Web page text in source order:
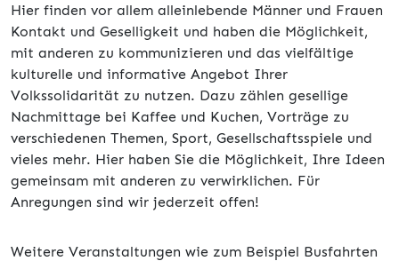
Hier finden vor allem alleinlebende Männer und Frauen
Kontakt und Geselligkeit und haben die Möglichkeit,
mit anderen zu kommunizieren und das vielfältige
kulturelle und informative Angebot Ihrer
Volkssolidarität zu nutzen. Dazu zählen gesellige
Nachmittage bei Kaffee und Kuchen, Vorträge zu
verschiedenen Themen, Sport, Gesellschaftsspiele und
vieles mehr. Hier haben Sie die Möglichkeit, Ihre Ideen
gemeinsam mit anderen zu verwirklichen. Für
Anregungen sind wir jederzeit offen!
Weitere Veranstaltungen wie zum Beispiel Busfahrten